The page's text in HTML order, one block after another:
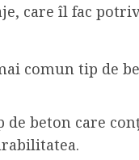
care îl fac
comun tip de
de beton care